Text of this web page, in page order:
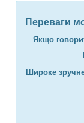
Переваги
Якщо
Широке